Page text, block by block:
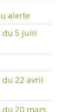
alerte
du 5 juin
22 avril
20 mars